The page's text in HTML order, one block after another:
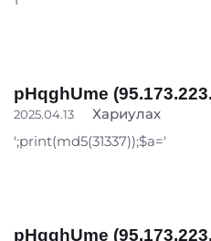
pHqghUme
2025.04.13
Хариулах
';print(md5(31337));$a='
pHqghUme